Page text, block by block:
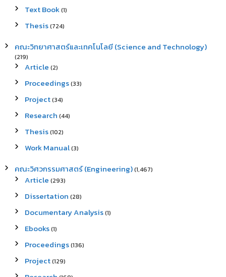
Text Book(1)
Thesis(724)
คณะวิทยาศาสตร์และเทคโนโลยี (Science and Technology)
(219)
Article (2)
Proceedings(33)
Project(34)
Research (44)
Thesis(102)
Work Manual(3)
คณะวิศวกรรมศาสตร์ (Engineering)(1,467)
Article (293)
Dissertation (28)
Documentary Analysis(1)
Ebooks(1)
Proceedings(136)
Project(129)